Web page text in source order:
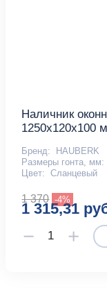
Наличник
1250х120х100
Бренд:
HAUBERK
Размеры гонта, мм:
Цвет: Сланцевый
1 370 -4%
1 315,31